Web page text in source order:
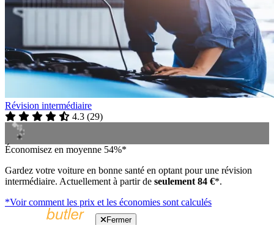
Révision intermédiaire
4.3 (29)
Économisez en moyenne 54%*
Gardez votre voiture en bonne santé en optant pour une révision
intermédiaire. Actuellement à partir de seulement 84 €*.
*Voir comment les prix et les économies sont calculés
Fermer